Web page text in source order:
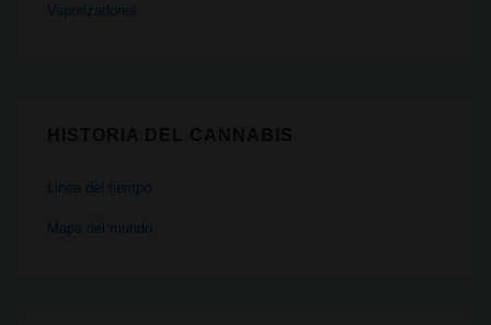
Vaporizadores
Linea del tiempo
Mapa del mundo